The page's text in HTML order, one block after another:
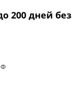
200 дней без